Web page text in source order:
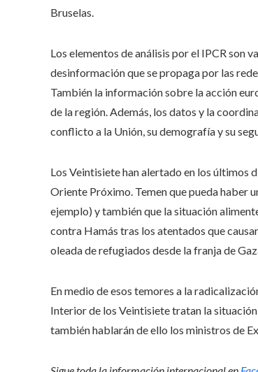
Bruselas.
Los elementos de análisis por el IPCR son
desinformación que se propaga por las
También la información sobre la acción
de la región. Además, los datos y la
conflicto a la Unión, su demografía y su
Los Veintisiete han alertado en los últimos
Oriente Próximo. Temen que pueda haber
ejemplo) y también que la situación
contra Hamás tras los atentados que
oleada de refugiados desde la franja de
En medio de esos temores a la
Interior de los Veintisiete tratan la
también hablarán de ello los ministros de